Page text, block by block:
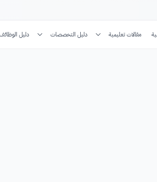
مقالات تعليمية دليل التخصصات دليل